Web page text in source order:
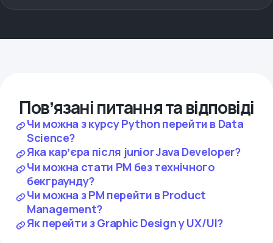
Повʼязані питання та відповіді
Чи можна з курсу Python перейти в Data
Science?
Яка карʼєра після junior Java Developer?
Чи можна стати PM без технічного
бекграунду?
Чи можна з PM перейти в Product
Management?
Як перейти з Graphic Design у UX/UI?